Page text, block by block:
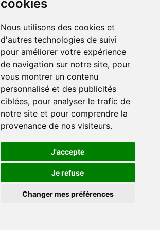
cookies
Nous utilisons des cookies et
d'autres technologies de suivi
pour améliorer votre expérience
de navigation sur notre site, pour
vous montrer un contenu
personnalisé et des publicités
ciblées, pour analyser le trafic de
notre site et pour comprendre la
provenance de nos visiteurs.
J'accepte
Je refuse
Changer mes préférences
information)